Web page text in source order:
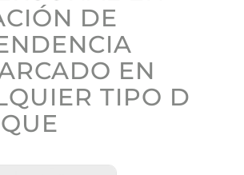
DE
EN
TIPO D